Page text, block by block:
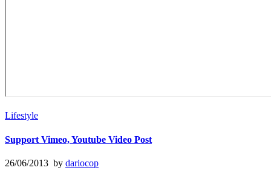
Lifestyle
Support Vimeo, Youtube Video Post
26/06/2013 by dariocop